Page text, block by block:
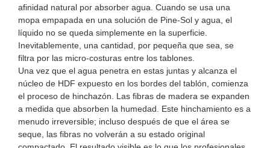
afinidad natural por absorber agua. Cuando se usa una
mopa empapada en una solución de Pine-Sol y agua, el
líquido no se queda simplemente en la superficie.
Inevitablemente, una cantidad, por pequeña que sea, se
filtra por las micro-costuras entre los tablones.
Una vez que el agua penetra en estas juntas y alcanza el
núcleo de HDF expuesto en los bordes del tablón, comienza
el proceso de hinchazón. Las fibras de madera se expanden
a medida que absorben la humedad. Este hinchamiento es a
menudo irreversible; incluso después de que el área se
seque, las fibras no volverán a su estado original